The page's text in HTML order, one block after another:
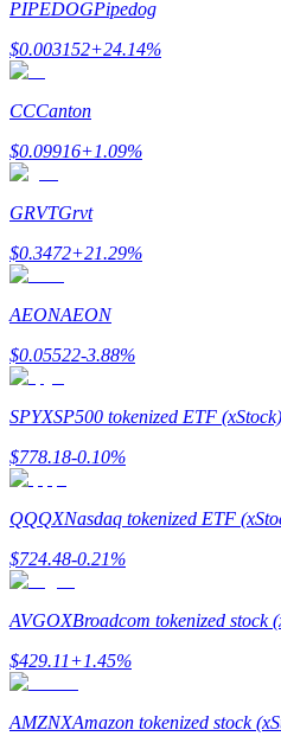
Verdienen
Uitzetten
Hoog rendement en directe
PIPEDOGPipedog
$0.003152+24.14%
CCCanton
$0.09916+1.09%
GRVTGrvt
$0.3472+21.29%
AEONAEON
$0.05522-3.88%
SPYXSP500 tokenized ETF (xStock)
$778.18-0.10%
QQQXNasdaq tokenized ETF
$724.48-0.21%
AVGOXBroadcom tokenized stock
$429.11+1.45%
AMZNXAmazon tokenized stock